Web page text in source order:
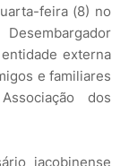
feira (8) no
externa
e familiares
dos
jacobinense